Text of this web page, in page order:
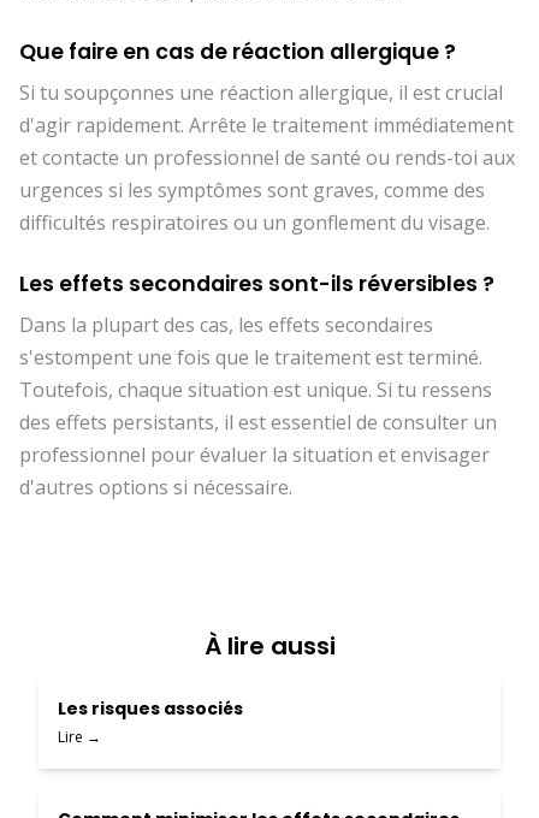
Que faire en cas de réaction allergique ?
Si tu soupçonnes une réaction allergique, il est crucial
d'agir rapidement. Arrête le traitement immédiatement
et contacte un professionnel de santé ou rends-toi aux
urgences si les symptômes sont graves, comme des
difficultés respiratoires ou un gonflement du visage.
Les effets secondaires sont-ils réversibles ?
Dans la plupart des cas, les effets secondaires
s'estompent une fois que le traitement est terminé.
Toutefois, chaque situation est unique. Si tu ressens
des effets persistants, il est essentiel de consulter un
professionnel pour évaluer la situation et envisager
d'autres options si nécessaire.
À lire aussi
Les risques associés
Lire →